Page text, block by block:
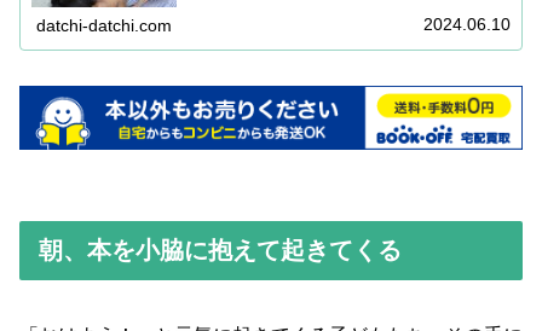
datchi-datchi.com 2024.06.10
朝、本を小脇に抱えて起きてくる